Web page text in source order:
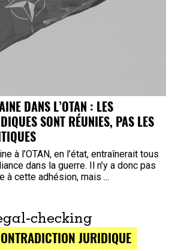
DANS L’OTAN : LES
SONT RÉUNIES, PAS LES
à l’OTAN, en l’état, entraînerait tous
dans la guerre. Il n’y a donc pas
à cette adhésion, mais ...
checking
JURIDIQUE